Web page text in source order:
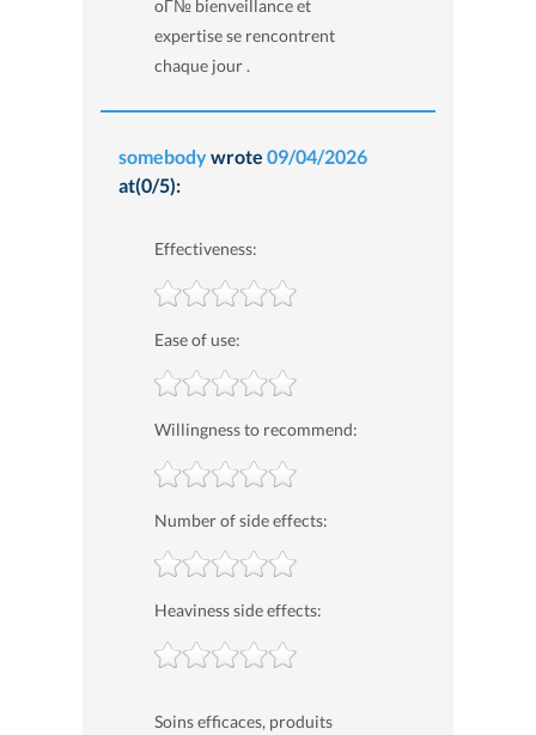
oГ№ bienveillance et
expertise se rencontrent
chaque jour .
somebodywrote 09/04/2026
at(0/5):
Effectiveness:
Ease of use:
Willingness to recommend:
Number of side effects:
Heaviness side effects:
Soins efficaces, produits